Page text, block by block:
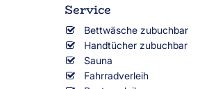
Service
Bettwäsche zubuchbar
Handtücher zubuchbar
Sauna
Fahrradverleih